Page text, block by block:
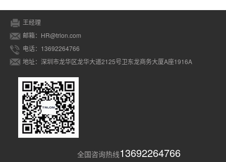
王经理
邮箱：HR@trlon.com
电话：13692264766
地址：深圳市龙华区龙华大道2125号卫东龙商务大厦A座1916A
全国咨询热线13692264766